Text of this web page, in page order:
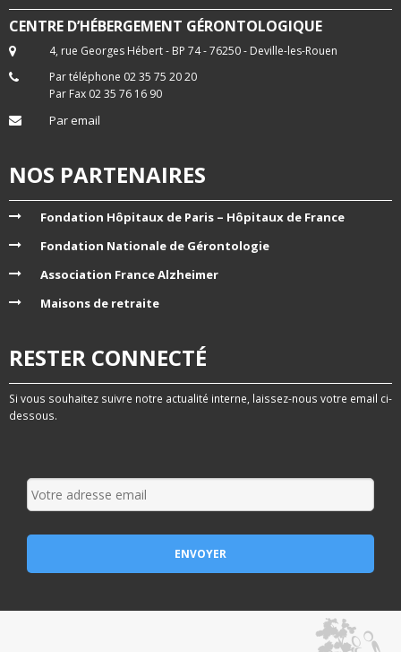
CENTRE D’HÉBERGEMENT GÉRONTOLOGIQUE
4, rue Georges Hébert - BP 74 - 76250 - Deville-les-Rouen
Par téléphone 02 35 75 20 20
Par Fax 02 35 76 16 90
Par email
NOS PARTENAIRES
Fondation Hôpitaux de Paris – Hôpitaux de France
Fondation Nationale de Gérontologie
Association France Alzheimer
Maisons de retraite
RESTER CONNECTÉ
Si vous souhaitez suivre notre actualité interne, laissez-nous votre email ci-
dessous.